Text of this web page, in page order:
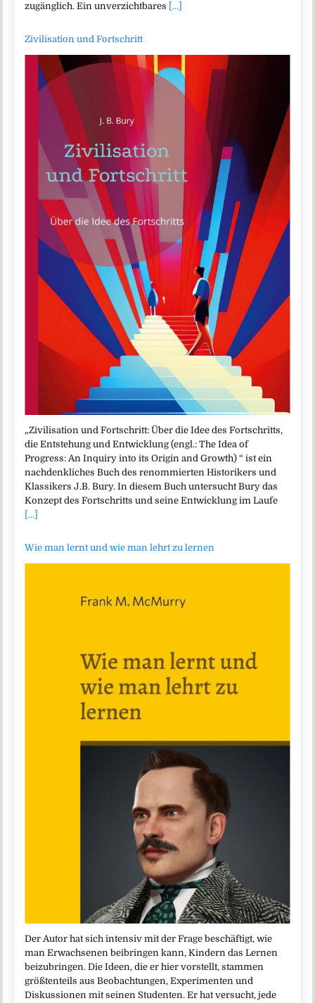
zugänglich. Ein unverzichtbares [...]
Zivilisation und Fortschritt
„Zivilisation und Fortschritt: Über die Idee des Fortschritts,
die Entstehung und Entwicklung (engl.: The Idea of
Progress: An Inquiry into its Origin and Growth) “ ist ein
nachdenkliches Buch des renommierten Historikers und
Klassikers J.B. Bury. In diesem Buch untersucht Bury das
Konzept des Fortschritts und seine Entwicklung im Laufe
[...]
Wie man lernt und wie man lehrt zu lernen
Der Autor hat sich intensiv mit der Frage beschäftigt, wie
man Erwachsenen beibringen kann, Kindern das Lernen
beizubringen. Die Ideen, die er hier vorstellt, stammen
größtenteils aus Beobachtungen, Experimenten und
Diskussionen mit seinen Studenten. Er hat versucht, jede